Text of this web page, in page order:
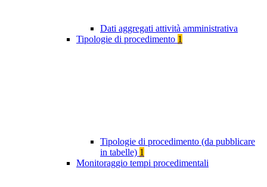
Dati aggregati attività amministrativa
Tipologie di procedimento 1
Tipologie di procedimento (da pubblicare
in tabelle) 1
Monitoraggio tempi procedimentali